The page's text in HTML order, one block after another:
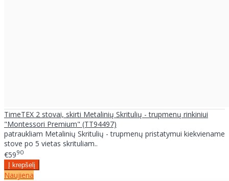
TimeTEX 2 stovai, skirti Metalinių Skritulių - trupmenų rinkiniui
"Montessori Premium" (TT94497)
patraukliam Metalinių Skritulių - trupmenų pristatymui kiekviename
stove po 5 vietas skrituliam..
€5990
Naujiena